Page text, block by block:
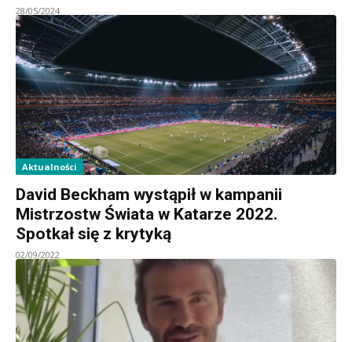
28/05/2024
Aktualności
David Beckham wystąpił w kampanii
Mistrzostw Świata w Katarze 2022.
Spotkał się z krytyką
02/09/2022